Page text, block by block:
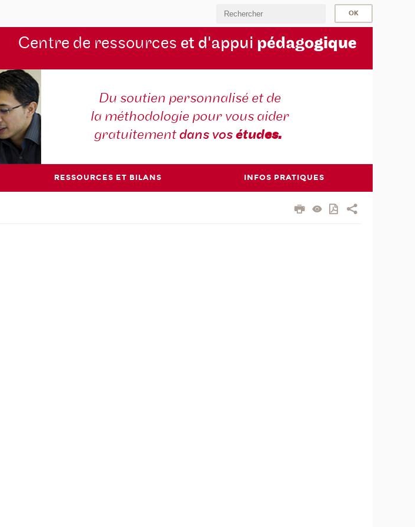
Centre de ressources et d'appui pédagogique
Du soutien personnalisé et de
la méthodologie pour vous aider
gratuitementdans vosétudes.
RESSOURCES ET BILANS INFOS PRATIQUES